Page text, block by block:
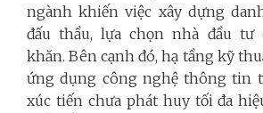
ngành khiến việc xây dựng
đấu thầu, lựa chọn nhà đầu tư
khăn. Bên cạnh đó, hạ tầng kỹ
ứng dụng công nghệ thông tin
xúc tiến chưa phát huy tối đa